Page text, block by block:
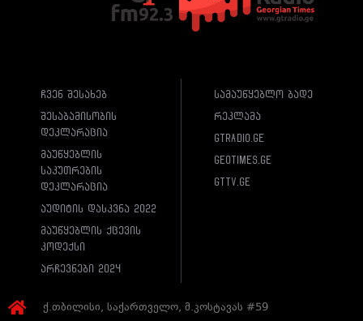
ჩვენ შესახებ
შესაბამისობის
დეკლარაცია
მაუწყებლის
საკუთრების
დეკლარაცია
აუდიტის დასკვნა 2022
მაუწყებლის ქცევის
კოდექსი
არჩევნები 2024
სამაუწყებლო ბადე
რეკლამა
gtradio.ge
geotimes.ge
gttv.ge
ქ.თბილისი, საქართველო, მ.კოსტავას #59